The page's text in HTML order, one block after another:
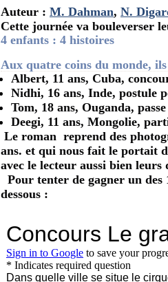
Auteur : M. Dahman, N.
Cette journée va bouleverser
4 enfants : 4 histoires
Aux quatre coins du monde,
Albert, 11 ans, Cuba,
Nidhi, 16 ans, Inde, postule
Tom, 18 ans, Ouganda,
Deegi, 11 ans, Mongolie,
Le roman reprend des
ans. et qui nous fait le portait
avec le lecteur aussi bien leurs
Pour tenter de gagner un
dessous :